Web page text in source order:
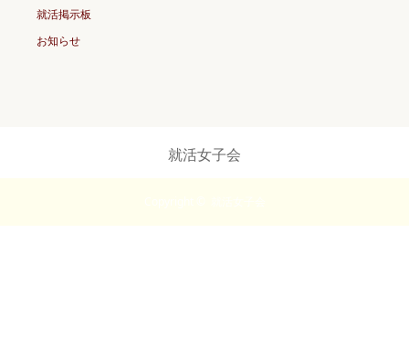
就活掲示板
お知らせ
就活女子会